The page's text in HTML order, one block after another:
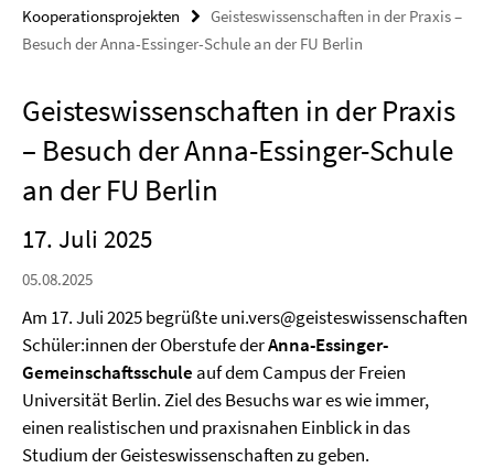
Kooperationsprojekten
Geisteswissenschaften in der Praxis –
Besuch der Anna-Essinger-Schule an der FU Berlin
Geisteswissenschaften in der Praxis
– Besuch der Anna-Essinger-Schule
an der FU Berlin
17. Juli 2025
05.08.2025
Am 17. Juli 2025 begrüßte uni.vers@geisteswissenschaften
Schüler:innen der Oberstufe derAnna-Essinger-
Gemeinschaftsschule auf dem Campus der Freien
Universität Berlin. Ziel des Besuchs war es wie immer,
einen realistischen und praxisnahen Einblick in das
Studium der Geisteswissenschaften zu geben.